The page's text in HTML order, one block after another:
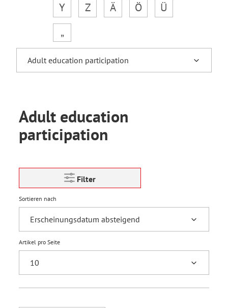
Y
Z Ä Ö
Ü
„
Adult education
participation
Filter
Sortieren nach
Artikel pro Seite